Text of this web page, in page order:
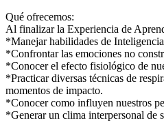
Qué ofrecemos:
Al finalizar la Experiencia de
*Manejar habilidades de
*Confrontar las emociones no
*Conocer el efecto fisiológico de
*Practicar diversas técnicas de
momentos de impacto.
*Conocer como influyen nuestros
*Generar un clima interpersonal de